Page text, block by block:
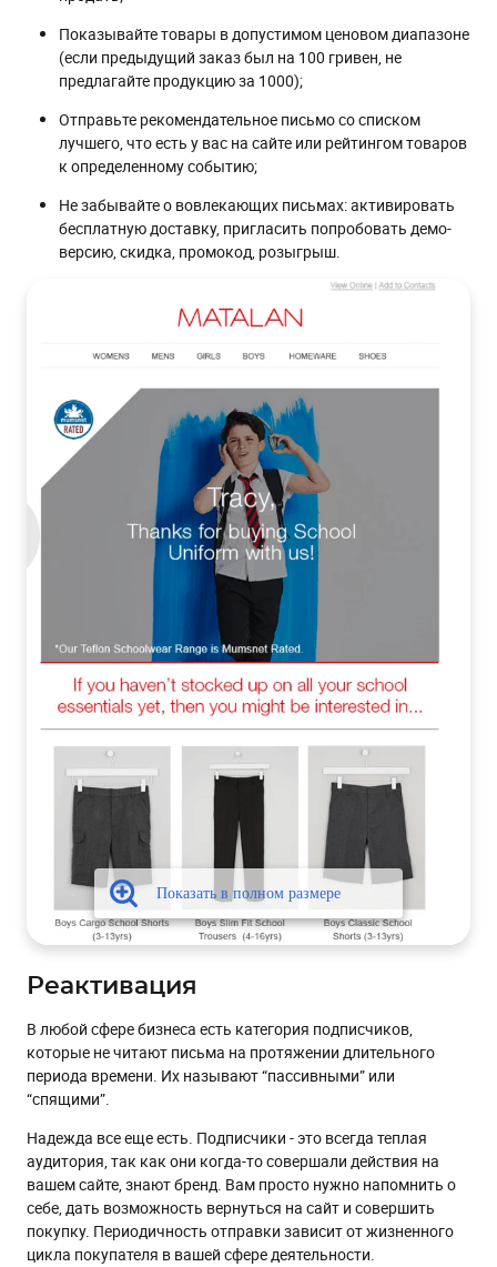
Показывайте товары в допустимом ценовом диапазоне
(если предыдущий заказ был на 100 гривен, не
предлагайте продукцию за 1000);
Отправьте рекомендательное письмо со списком
лучшего, что есть у вас на сайте или рейтингом товаров
к определенному событию;
Не забывайте о вовлекающих письмах: активировать
бесплатную доставку, пригласить попробовать демо-
версию, скидка, промокод, розыгрыш.
Реактивация
В любой сфере бизнеса есть категория подписчиков,
которые не читают письма на протяжении длительного
периода времени. Их называют “пассивными” или
“спящими”.
Надежда все еще есть. Подписчики - это всегда теплая
аудитория, так как они когда-то совершали действия на
вашем сайте, знают бренд. Вам просто нужно напомнить о
себе, дать возможность вернуться на сайт и совершить
покупку. Периодичность отправки зависит от жизненного
цикла покупателя в вашей сфере деятельности.